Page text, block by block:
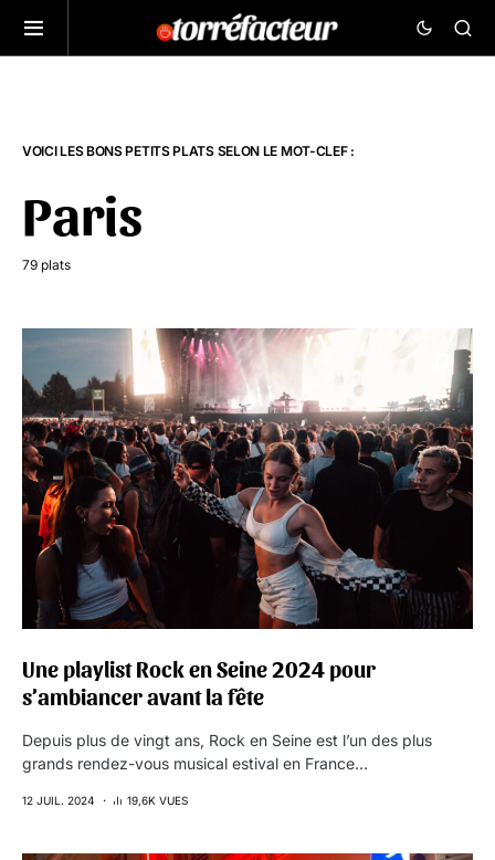
VOICI LES BONS PETITS PLATS SELON LE MOT-CLEF :
Paris
79 plats
Une playlist Rock en Seine 2024 pour
s’ambiancer avant la fête
Depuis plus de vingt ans, Rock en Seine est l’un des plus
grands rendez-vous musical estival en France…
12 JUIL. 2024 19,6K VUES